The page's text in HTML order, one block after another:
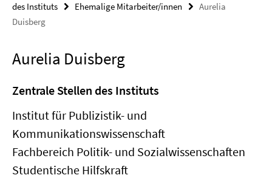
des Instituts
Ehemalige Mitarbeiter/innen
Aurelia
Duisberg
Aurelia Duisberg
Zentrale Stellen des Instituts
Institut für Publizistik- und
Kommunikationswissenschaft
Fachbereich Politik- und Sozialwissenschaften
Studentische Hilfskraft